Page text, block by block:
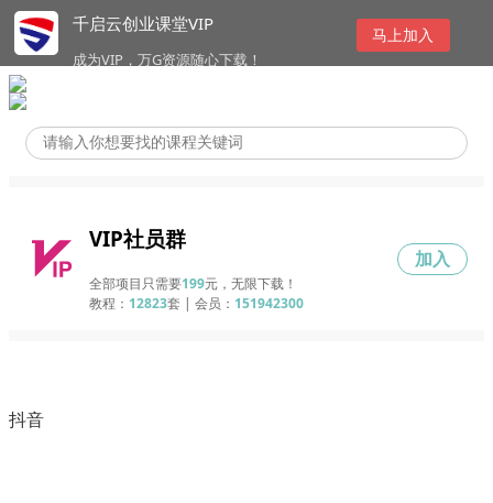
千启云创业课堂VIP
成为VIP，万G资源随心下载！
马上加入
VIP社员群
全部项目只需要199元，无限下载！
教程： 12823套 | 会员： 151942300
加入
抖音